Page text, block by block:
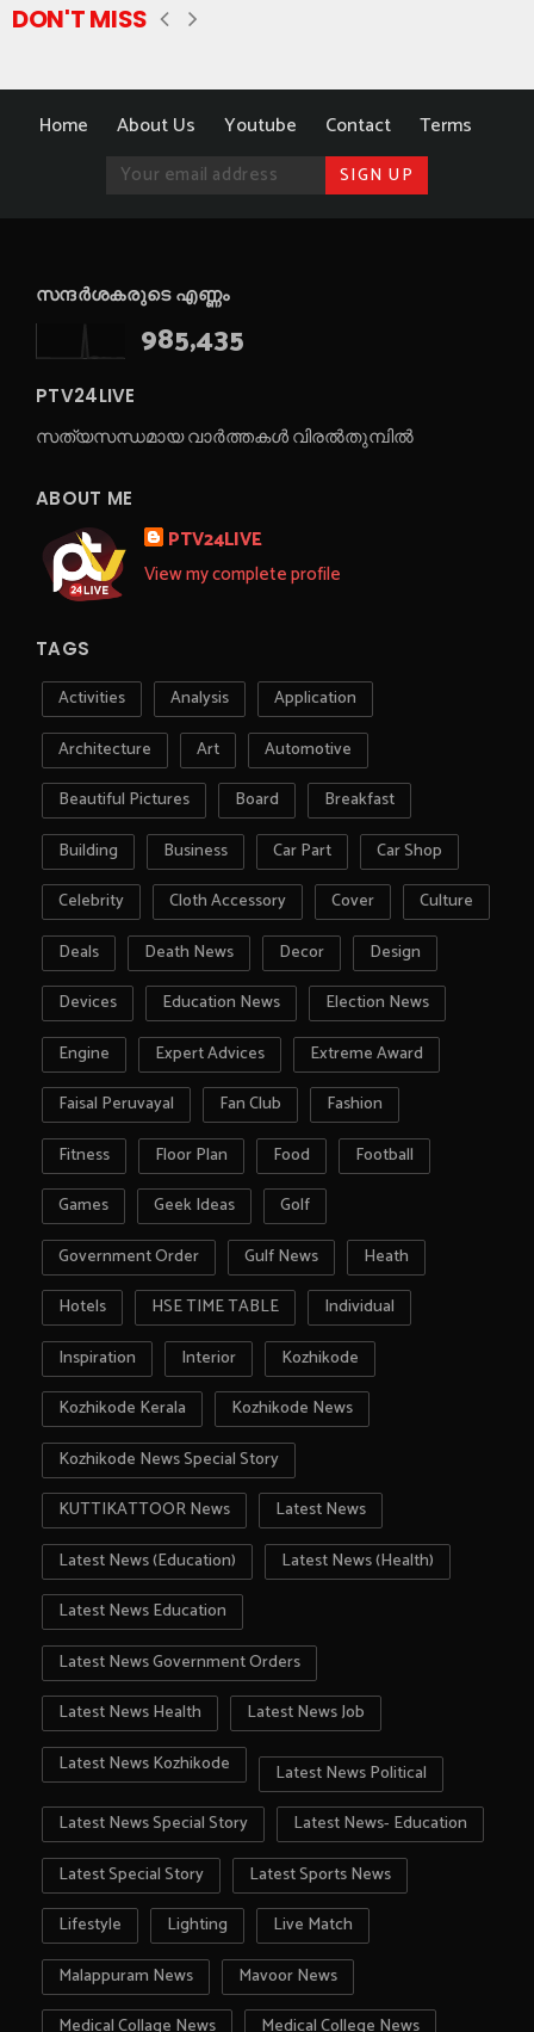
DON'T MISS
Home About Us Youtube Contact Terms
സന്ദർശകരുടെ എണ്ണം
985,435
PTV24LIVE
സത്യസന്ധമായ വാർത്തകൾ വിരൽതുമ്പിൽ
ABOUT ME
PTV24LIVE
View my complete profile
TAGS
Activities Analysis
Application
Architecture
Art
Automotive
Beautiful Pictures
Board
Breakfast
Building
Business Car Part
Car Shop
Celebrity
Cloth Accessory Cover
Culture
Deals
Death News Decor
Design
Devices
Education News
Election News
Engine
Expert Advices
Extreme Award
Faisal Peruvayal
Fan Club
Fashion
Fitness
Floor Plan Food
Football
Games
Geek Ideas
Golf
Government Order
Gulf News
Heath
Hotels
HSE TIME TABLE
Individual
Inspiration
Interior
Kozhikode
Kozhikode Kerala
Kozhikode News
Kozhikode News Special Story
KUTTIKATTOOR News
Latest News
Latest News (Education)
Latest News (Health)
Latest News Education
Latest News Government Orders
Latest News Health
Latest News Job
Latest News Kozhikode
Latest News Political
Latest News Special Story
Latest News- Education
Latest Special Story
Latest Sports News
Lifestyle
Lighting
Live Match
Malappuram News
Mavoor News